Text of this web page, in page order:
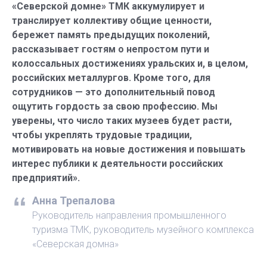
«Северской домне» ТМК аккумулирует и
транслирует коллективу общие ценности,
бережет память предыдущих поколений,
рассказывает гостям о непростом пути и
колоссальных достижениях уральских и, в целом,
российских металлургов. Кроме того, для
сотрудников — это дополнительный повод
ощутить гордость за свою профессию. Мы
уверены, что число таких музеев будет расти,
чтобы укреплять трудовые традиции,
мотивировать на новые достижения и повышать
интерес публики к деятельности российских
предприятий».
Анна Трепалова
Руководитель направления промышленного
туризма ТМК, руководитель музейного комплекса
«Северская домна»